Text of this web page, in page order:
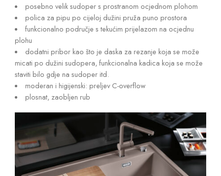
posebno velik sudoper s prostranom ocjednom plohom
polica za pipu po cijeloj dužini pruža puno prostora
funkcionalno područje s tekućim prijelazom na ocjednu
plohu
dodatni pribor kao što je daska za rezanje koja se može
micati po dužini sudopera, funkcionalna kadica koja se može
staviti bilo gdje na sudoper itd.
moderan i higijenski: preljev C-overflow
plosnat, zaobljen rub